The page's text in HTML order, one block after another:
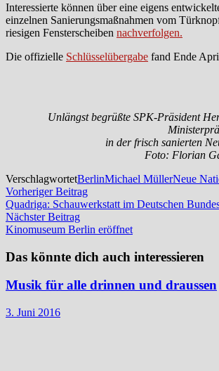
Interessierte können über eine eigens
einzelnen Sanierungsmaßnahmen vom
riesigen Fensterscheiben nachverfolgen.
Die offizielle Schlüsselübergabe fand Ende
Unlängst begrüßte SPK-Präsident
in der frisch sanierten
Foto: Florian
VerschlagwortetBerlinMichael MüllerNeue
Beitragsnavigation
Vorheriger BeitragVorheriger
Beitrag:
Quadriga: Schauwerkstatt im Deutschen
Nächster BeitragNächster
Beitrag:
Kinomuseum Berlin eröffnet
Das könnte dich auch interessieren
Musik für alle drinnen und draussen
3. Juni 2016